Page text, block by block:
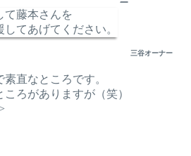
て藤本さんを
してあげてください。
三谷オーナー
直なところです。
ろがありますが（笑）